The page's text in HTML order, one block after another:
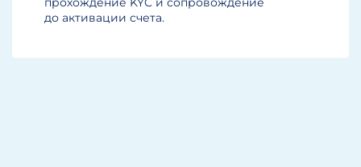
до активации счета.